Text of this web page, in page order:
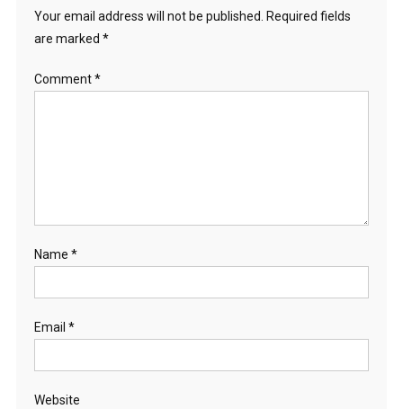
Your email address will not be published. Required fields
are marked *
Comment*
Name *
Email *
Website